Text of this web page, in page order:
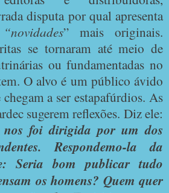
disputa por qual apresenta
“novidades” mais originais.
se tornaram até meio de
ou fundamentadas no
O alvo é um público ávido
a ser estapafúrdios. As
sugerem reflexões. Diz ele:
nos foi dirigida por um dos
Respondemo-la da
Seria bom publicar tudo
os homens? Quem quer